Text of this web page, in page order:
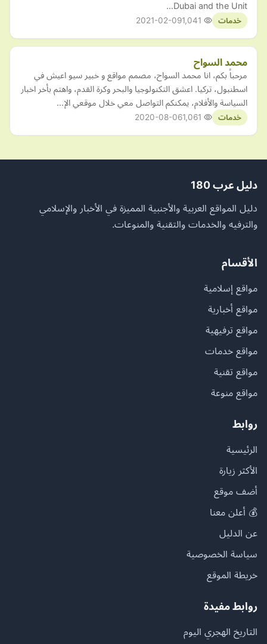
Dubai and the Unit…
خدمات 2021-02-09
محمد السواح
مرحباً بكم، انا محمد السواح، مصمم مواقع و خبير سيو اعيش في
اسطنبول، تركيا. اعشق التكنولوجيا والبحر وكرة القدم، واهتم بأخر اخبار
السياسة والأفلام، يمكنكم التواصل معي خلال موقعي الإ…
خدمات 2020-08-06
دليل عرب 180
دليل المواقع العربية والأجنبية المميزة في الأخبار والإسلامي
والترفيه والخدمات والتقنية والمنوعات.
الأقسام
مواقع إسلامية
مواقع أخبارية
مواقع ترفيهية
مواقع خدمات
مواقع تقنية
مواقع منوعة
روابط
الرئيسية
الأكثر زيارة
أضف موقع
💰 أعلن معنا
عن الدليل
سياسة الخصوصية
خريطة الموقع
روابط مفيدة
التاريخ الهجري اليوم